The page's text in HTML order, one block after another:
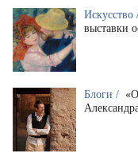
Искусство
выставки
Блоги /